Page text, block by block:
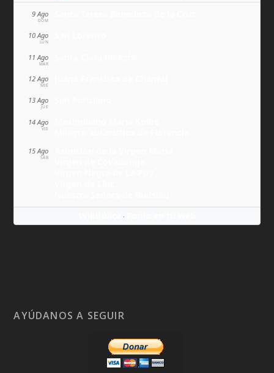
9 Ago
DOM
10 Ago
LUN
11 Ago
MAR
12 Ago
MIÉ
13 Ago
JUE
14 Ago
VIE
15 Ago
SÁB
·
AYÚDANOS A SEGUIR